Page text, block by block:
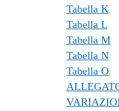
Tabella K
Tabella L
Tabella M
Tabella N
Tabella O